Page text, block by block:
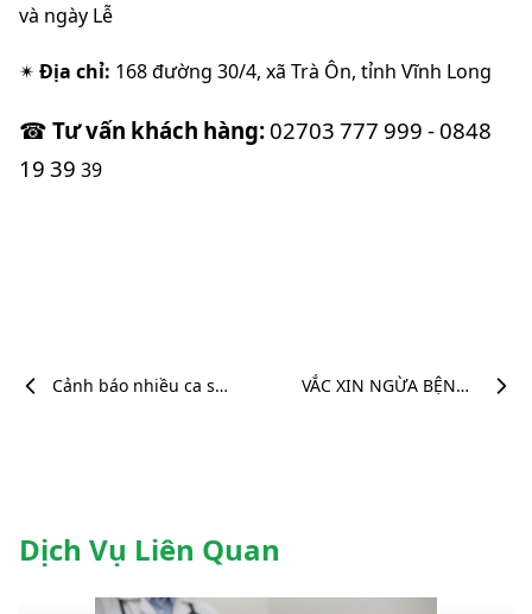
và ngày Lễ
✴ Địa chỉ: 168 đường 30/4, xã Trà Ôn, tỉnh Vĩnh Long
☎ Tưvấn khách hàng: 02703 777 999 - 0848
19 39 39
Cảnh báo nhiều ca sốt
VẮC XIN NGỪA BỆNH
Dịch Vụ Liên Quan